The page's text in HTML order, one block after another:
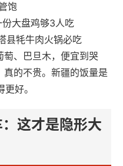
饱
大盘鸡够3人吃
县牦牛肉火锅必吃
、巴旦木，便宜到哭
的不贵。新疆的饭量是
好。
这才是隐形大